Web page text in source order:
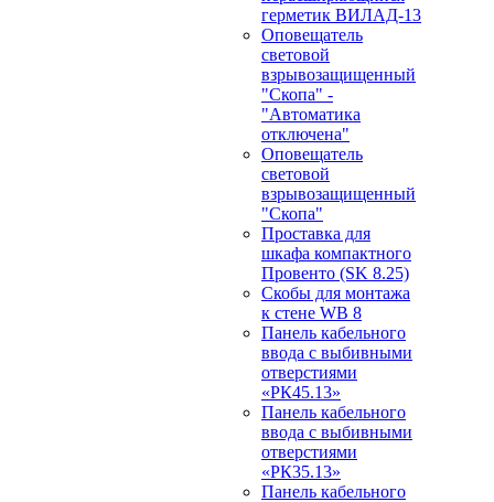
герметик ВИЛАД-13
Оповещатель
световой
взрывозащищенный
"Скопа" -
"Автоматика
отключена"
Оповещатель
световой
взрывозащищенный
"Скопа"
Проставка для
шкафа компактного
Провенто (SK 8.25)
Скобы для монтажа
к стене WB 8
Панель кабельного
ввода с выбивными
отверстиями
«РК45.13»
Панель кабельного
ввода с выбивными
отверстиями
«РК35.13»
Панель кабельного